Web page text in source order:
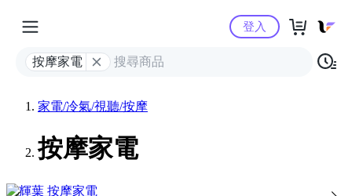
Yahoo購物中心
按摩家電
登入
家電/冷氣/視聽/按摩
按摩家電